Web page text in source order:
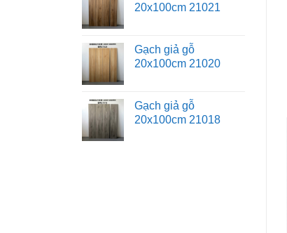
20x100cm 21021
Gạch giả gỗ
20x100cm 21020
Gạch giả gỗ
20x100cm 21018